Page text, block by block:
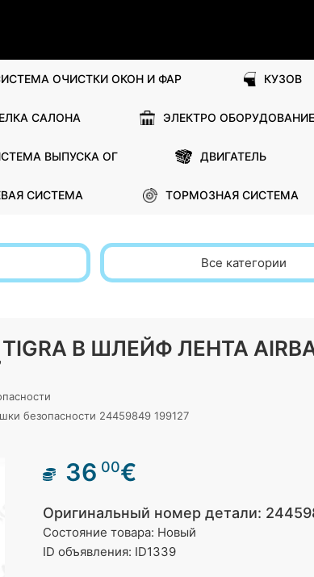
ОЧИСТКИ ОКОН И ФАР КУЗОВ
САЛОНА ЭЛЕКТРО ОБОРУДОВАНИЕ
ВЫПУСКА ОГ ДВИГАТЕЛЬ
СИСТЕМА ТОРМОЗНАЯ СИСТЕМА
Все категории
A TIGRA B ШЛЕЙФ ЛЕНТА
безопасности 24459849 199127
36 00€
Оригинальный номер детали:
Состояние товара: Новый
ID объявления: ID1339